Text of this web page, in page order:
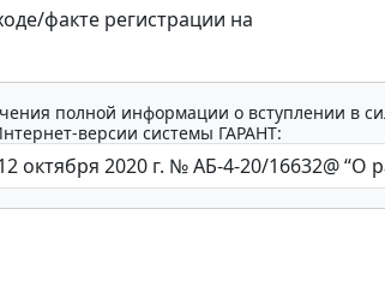
факте регистрации на
полной информации о вступлении в
версии системы ГАРАНТ: